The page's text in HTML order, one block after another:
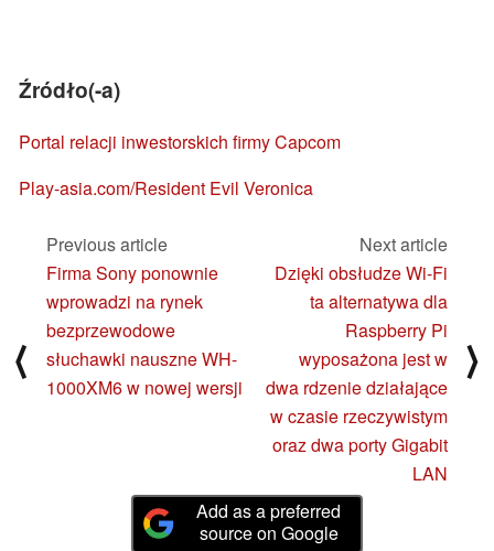
Źródło(-a)
Portal relacji inwestorskich firmy Capcom
Play-asia.com/Resident Evil Veronica
⟨
Previous article
Firma Sony ponownie
wprowadzi na rynek
bezprzewodowe
słuchawki nauszne WH-
1000XM6 w nowej wersji
Next article
Dzięki obsłudze Wi-Fi
ta alternatywa dla
Raspberry Pi
wyposażona jest w
dwa rdzenie działające
w czasie rzeczywistym
oraz dwa porty Gigabit
LAN
⟩
Add as a preferred
source on Google